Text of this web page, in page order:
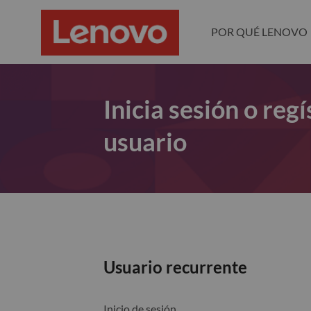
POR QUÉ LENOVO
Inicia sesión o
usuario
Usuario recurrente